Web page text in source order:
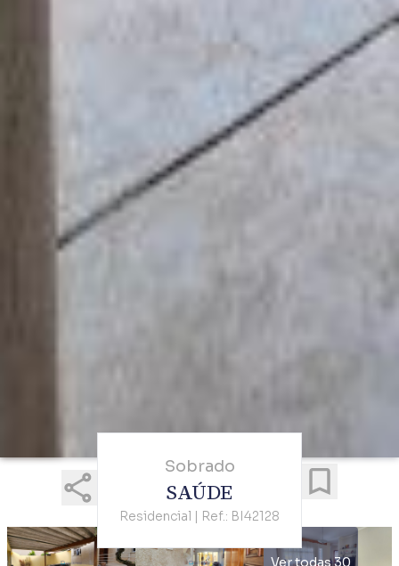
Sobrado
SAÚDE
Residencial | Ref.: BI42128
Ver todas 30